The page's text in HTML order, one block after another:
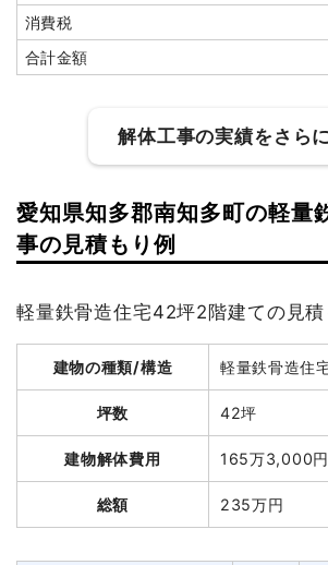
消費税
合計金額
解体工事の実績をさら
建物の種類/構造
建物解体費用 126万
総額 170万
木造住宅30坪2階建て
30坪 42,100
110m² 1,000円
愛知県知多郡南知多町の軽量
事の見積もり例
軽量鉄骨造住宅42坪2階建ての見積
建物の種類/構造 軽量鉄骨造住
坪数 42坪
建物解体費用 165万3,000円
総額 235万円